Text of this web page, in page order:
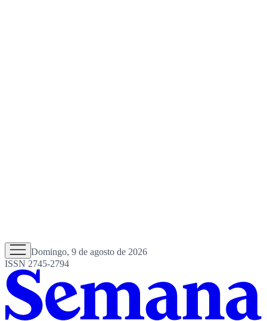
Domingo, 9 de agosto de 2026
ISSN 2745-2794